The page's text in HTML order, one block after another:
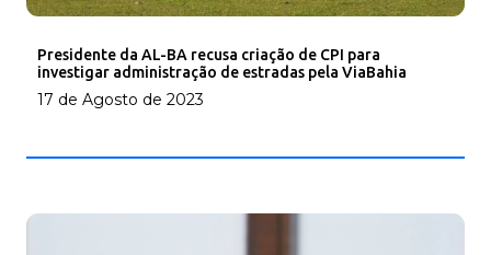
Presidente da AL-BA recusa criação de CPI para
investigar administração de estradas pela ViaBahia
17 de Agosto de 2023